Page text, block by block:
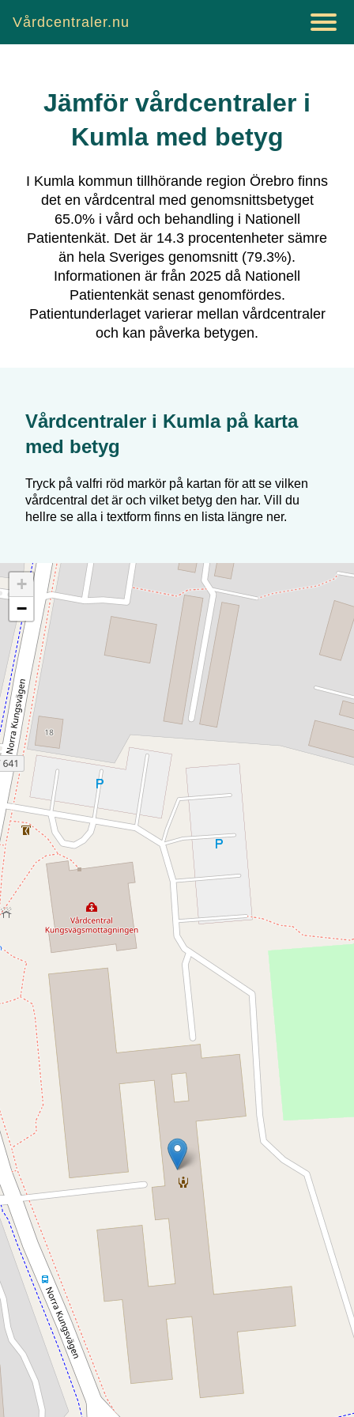
Vårdcentraler.nu
Jämför vårdcentraler i
Kumlamed betyg
I Kumla kommun tillhörande region Örebro finns
det en vårdcentral med genomsnittsbetyget
65.0% i vård och behandling i Nationell
Patientenkät. Det är 14.3 procentenheter sämre
än hela Sveriges genomsnitt (79.3%).
Informationen är från 2025 då Nationell
Patientenkät senast genomfördes.
Patientunderlaget varierar mellan vårdcentraler
och kan påverka betygen.
Vårdcentraler i Kumlapå karta
med betyg
Tryck på valfri röd markör på kartan för att se vilken
vårdcentral det är och vilket betyg den har. Vill du
hellre se alla i textform finns en lista längre ner.
+
−